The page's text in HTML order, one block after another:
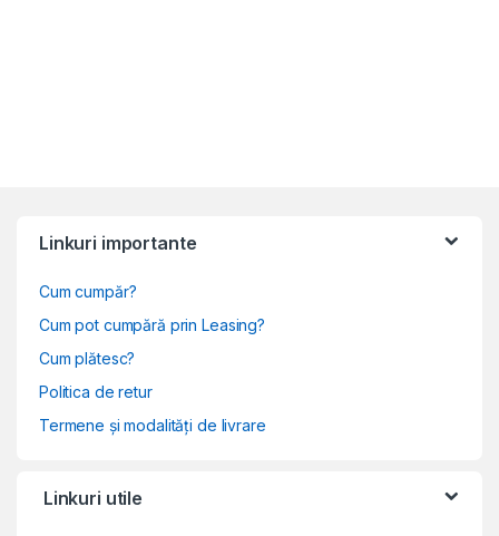
Linkuri importante
Cum cumpăr?
Cum pot cumpără prin Leasing?
Cum plătesc?
Politica de retur
Termene și modalități de livrare
Linkuri utile